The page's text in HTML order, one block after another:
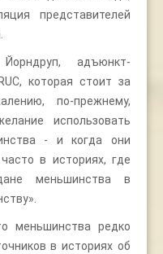
представителей
адъюнкт-
которая стоит за
по-прежнему,
использовать
- и когда они
в историях, где
меньшинства в
меньшинства редко
в историях об